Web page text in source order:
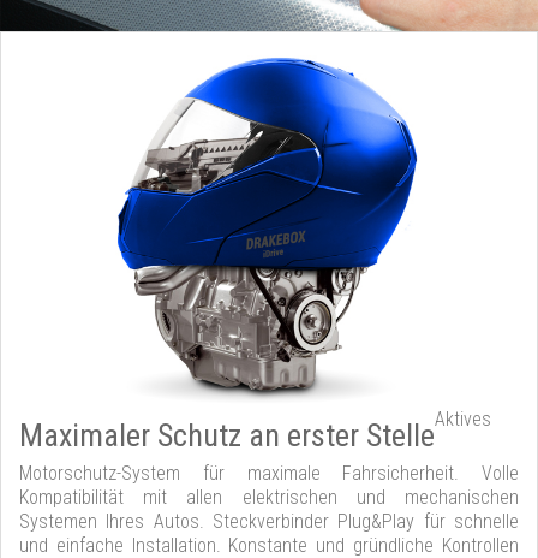
Maximaler Schutz an erster StelleAktives
Motorschutz-System für maximale Fahrsicherheit. Volle
Kompatibilität mit allen elektrischen und mechanischen
Systemen Ihres Autos. Steckverbinder Plug&Play für schnelle
und einfache Installation. Konstante und gründliche Kontrollen